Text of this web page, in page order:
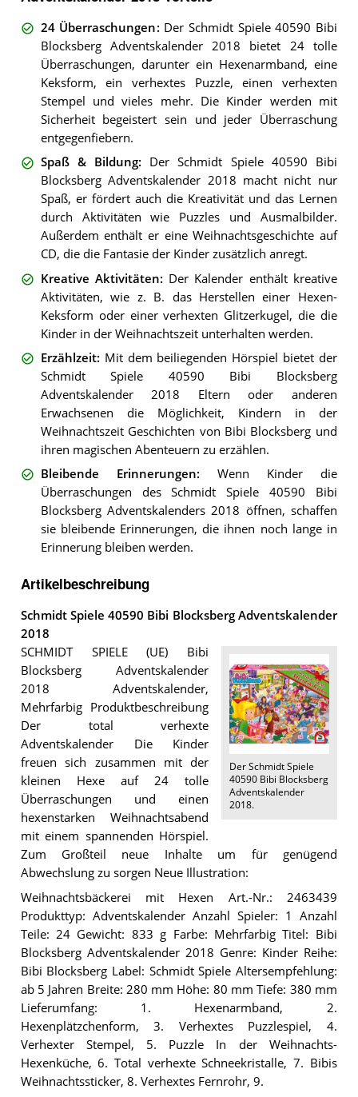
24 Überraschungen: Der Schmidt Spiele 40590 Bibi
Blocksberg Adventskalender 2018 bietet 24 tolle
Überraschungen, darunter ein Hexenarmband, eine
Keksform, ein verhextes Puzzle, einen verhexten
Stempel und vieles mehr. Die Kinder werden mit
Sicherheit begeistert sein und jeder Überraschung
entgegenfiebern.
Spaß & Bildung: Der Schmidt Spiele 40590 Bibi
Blocksberg Adventskalender 2018 macht nicht nur
Spaß, er fördert auch die Kreativität und das Lernen
durch Aktivitäten wie Puzzles und Ausmalbilder.
Außerdem enthält er eine Weihnachtsgeschichte auf
CD, die die Fantasie der Kinder zusätzlich anregt.
Kreative Aktivitäten: Der Kalender enthält kreative
Aktivitäten, wie z. B. das Herstellen einer Hexen-
Keksform oder einer verhexten Glitzerkugel, die die
Kinder in der Weihnachtszeit unterhalten werden.
Erzählzeit: Mit dem beiliegenden Hörspiel bietet der
Schmidt Spiele 40590 Bibi Blocksberg
Adventskalender 2018 Eltern oder anderen
Erwachsenen die Möglichkeit, Kindern in der
Weihnachtszeit Geschichten von Bibi Blocksberg und
ihren magischen Abenteuern zu erzählen.
Bleibende Erinnerungen: Wenn Kinder die
Überraschungen des Schmidt Spiele 40590 Bibi
Blocksberg Adventskalenders 2018 öffnen, schaffen
sie bleibende Erinnerungen, die ihnen noch lange in
Erinnerung bleiben werden.
Artikelbeschreibung
Schmidt Spiele 40590 Bibi Blocksberg Adventskalender
2018
Der Schmidt Spiele
40590 Bibi Blocksberg
Adventskalender
2018.
SCHMIDT SPIELE (UE) Bibi
Blocksberg Adventskalender
2018 Adventskalender,
Mehrfarbig Produktbeschreibung
Der total verhexte
Adventskalender Die Kinder
freuen sich zusammen mit der
kleinen Hexe auf 24 tolle
Überraschungen und einen
hexenstarken Weihnachtsabend
mit einem spannenden Hörspiel.
Zum Großteil neue Inhalte um für genügend
Abwechslung zu sorgen Neue Illustration:
Weihnachtsbäckerei mit Hexen Art.-Nr.: 2463439
Produkttyp: Adventskalender Anzahl Spieler: 1 Anzahl
Teile: 24 Gewicht: 833 g Farbe: Mehrfarbig Titel: Bibi
Blocksberg Adventskalender 2018 Genre: Kinder Reihe:
Bibi Blocksberg Label: Schmidt Spiele Altersempfehlung:
ab 5 Jahren Breite: 280 mm Höhe: 80 mm Tiefe: 380 mm
Lieferumfang: 1. Hexenarmband, 2.
Hexenplätzchenform, 3. Verhextes Puzzlespiel, 4.
Verhexter Stempel, 5. Puzzle In der Weihnachts-
Hexenküche, 6. Total verhexte Schneekristalle, 7. Bibis
Weihnachtssticker, 8. Verhextes Fernrohr, 9.